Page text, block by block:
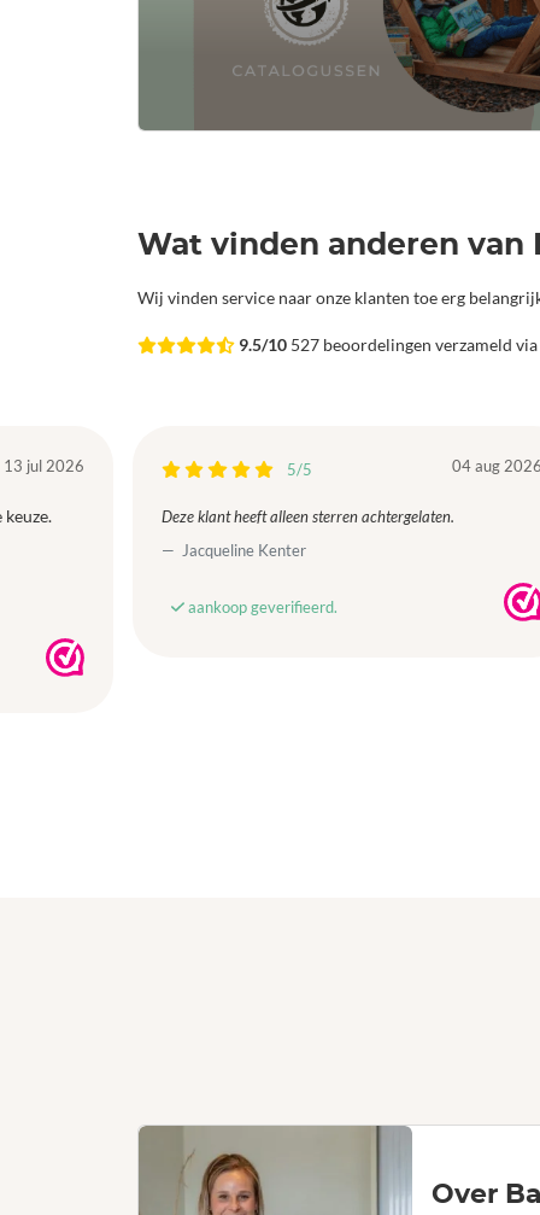
Wat vinden anderen van
Wij vinden service naar onze klanten toe erg
9.5/10527 beoordelingen verzameld
13 jul 2026 5/5 04 aug
Deze klant heeft alleen sterren achtergelaten.
Jacqueline Kenter
aankoop geverifieerd.
Over